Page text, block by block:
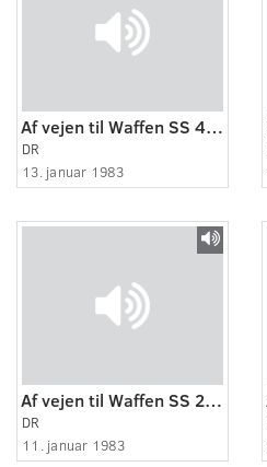
Af vejen til Waffen SS 4. Om mælkesjaskeren og Hitlers elitetropper
DR
13. januar 1983
Af vejen til Waffen SS 2. Om børnehjem og flugtforsøg
DR
11. januar 1983